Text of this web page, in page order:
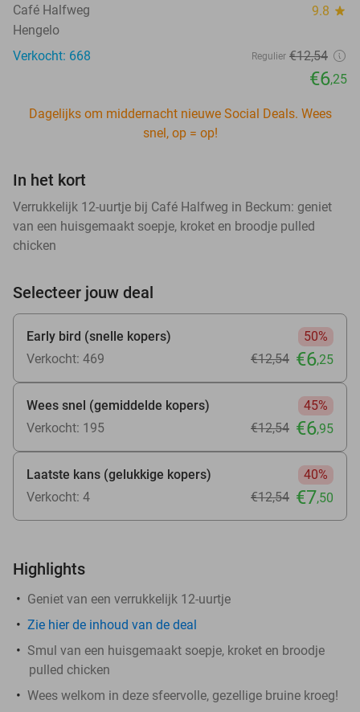
Café Halfweg 9.8 star
Hengelo
Verkocht: 668
Regulier €12,54
€6,25
Dagelijks om middernacht nieuwe Social Deals. Wees
snel, op = op!
In het kort
Verrukkelijk 12-uurtje bij Café Halfweg in Beckum: geniet
van een huisgemaakt soepje, kroket en broodje pulled
chicken
Selecteer jouw deal
Early bird (snelle kopers)
50%
Verkocht: 469
€12,54 €6,25
Wees snel (gemiddelde kopers)
45%
Verkocht: 195
€12,54 €6,95
Laatste kans (gelukkige kopers)
40%
Verkocht: 4
€12,54 €7,50
Highlights
Geniet van een verrukkelijk 12-uurtje
Zie hierde inhoud van de deal
Smul van een huisgemaakt soepje, kroket en broodje
pulled chicken
Wees welkom in deze sfeervolle, gezellige bruine kroeg!